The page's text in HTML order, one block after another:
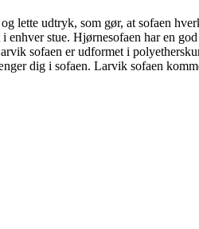
lette udtryk, som gør, at sofaen
stue. Hjørnesofaen har en
sofaen er udformet i
dig i sofaen. Larvik sofaen